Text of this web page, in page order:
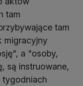
tam
tam
migracyjny
a "osoby,
są instruowane,